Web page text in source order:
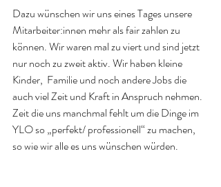
Dazu wünschen wir uns eines Tages unsere
Mitarbeiter:innen mehr als fair zahlen zu
können. Wir waren mal zu viert und sind jetzt
nur noch zu zweit aktiv. Wir haben kleine
Kinder,  Familie und noch andere Jobs die
auch viel Zeit und Kraft in Anspruch nehmen.
Zeit die uns manchmal fehlt um die Dinge im
YLO so „perfekt/ professionell“ zu machen,
so wie wir alle es uns wünschen würden.